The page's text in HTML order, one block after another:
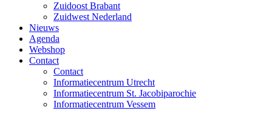
Zuidoost Brabant
Zuidwest Nederland
Nieuws
Agenda
Webshop
Contact
Contact
Informatiecentrum Utrecht
Informatiecentrum St. Jacobiparochie
Informatiecentrum Vessem